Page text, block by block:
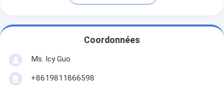
Coordonnées
Ms. Icy Guo
+8619811866598